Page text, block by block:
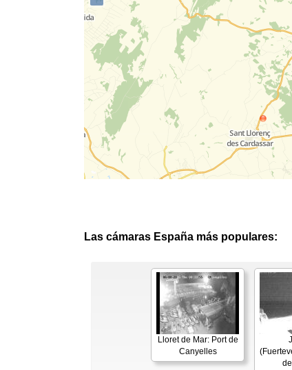
Las cámaras España más populares:
Lloret de Mar: Port de
Canyelles